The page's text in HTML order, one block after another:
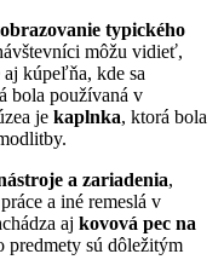
typického
môžu vidieť,
kúpeľňa, kde sa
bola používaná v
je kaplnka, ktorá bola
a zariadenia,
a iné remeslá v
aj kovová pec na
predmety sú dôležitým